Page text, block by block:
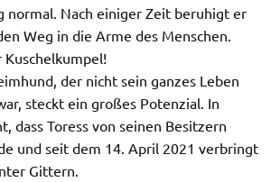
normal. Nach einiger Zeit beruhigt er
Weg in die Arme des Menschen.
der nicht sein ganzes Leben
steckt ein großes Potenzial. In
dass Toress von seinen Besitzern
und seit dem 14. April 2021 verbringt
Gittern.